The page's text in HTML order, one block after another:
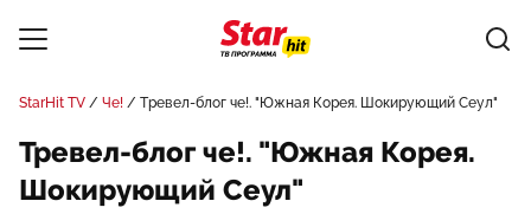
StarHit TV Че! Тревел-блог че!. "Южная Корея. Шокирующий Сеул"
Тревел-блог че!. "Южная Корея.
Шокирующий Сеул"